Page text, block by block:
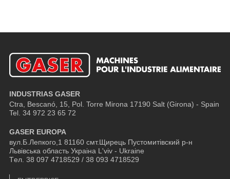
INDUSTRIAS GASER
Ctra, Bescanó, 15, Pol. Torre Mirona 17190 Salt (Girona) - Spain
Tel. 34 972 23 65 72
GASER EUROPA
вул.Б.Лепкого,1 81160 смт.Щирець Пустомитівский р-н
Львівська область Украіна L'viv - Ukraine
Tел. 38 097 4718529 / 38 093 4718529